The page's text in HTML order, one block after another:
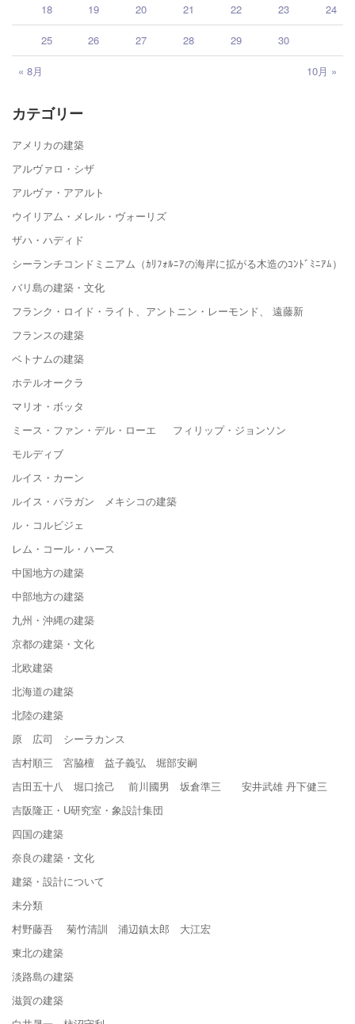
« 8月 10月 »
18 19 20 21 22 23 24
25 26 27 28 29 30
カテゴリー
アメリカの建築
アルヴァロ・シザ
アルヴァ・アアルト
ウイリアム・メレル・ヴォーリズ
ザハ・ハディド
シーランチコンドミニアム（ｶﾘﾌｫﾙﾆｱの海岸に拡がる木造のｺﾝﾄﾞﾐﾆｱﾑ）
バリ島の建築・文化
フランク・ロイド・ライト、アントニン・レーモンド、 遠藤新
フランスの建築
ベトナムの建築
ホテルオークラ
マリオ・ボッタ
ミース・ファン・デル・ローエ フィリップ・ジョンソン
モルディブ
ルイス・カーン
ルイス・バラガン メキシコの建築
ル・コルビジェ
レム・コール・ハース
中国地方の建築
中部地方の建築
九州・沖縄の建築
京都の建築・文化
北欧建築
北海道の建築
北陸の建築
原 広司 シーラカンス
吉村順三 宮脇檀 益子義弘 堀部安嗣
吉田五十八 堀口捨己 前川國男 坂倉準三 安井武雄 丹下健三
吉阪隆正・U研究室・象設計集団
四国の建築
奈良の建築・文化
建築・設計について
未分類
村野藤吾 菊竹清訓 浦辺鎮太郎 大江宏
東北の建築
淡路島の建築
滋賀の建築